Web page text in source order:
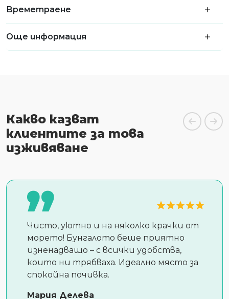
Времетраене
Още информация
Какво казват
клиентите за това
изживяване
Чисто, уютно и на няколко крачки от
морето! Бунгалото беше приятно
изненадващо – с всички удобства,
които ни трябваха. Идеално място за
спокойна почивка.
Мария Делева